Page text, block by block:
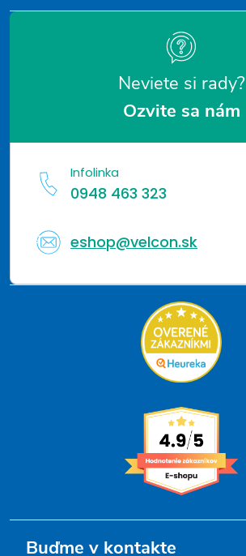
e
Neviete si rady?
Ozvite sa nám
Infolinka
0948 463 323
eshop@velcon.sk
Buďme v kontakte